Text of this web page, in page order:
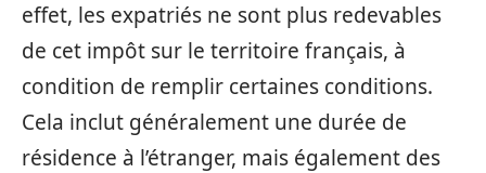
effet, les expatriés ne sont plus redevables
de cet impôt sur le territoire français, à
condition de remplir certaines conditions.
Cela inclut généralement une durée de
résidence à l’étranger, mais également des